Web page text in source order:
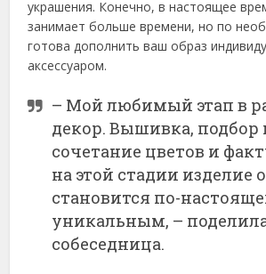
украшения. Конечно, в настоящее
занимает больше времени, но по
готова дополнить ваш образ
аксессуаром.
– Мой любимый этап в
декор. Вышивка, подбор
сочетание цветов и
на этой стадии изделие
становится по-
уникальным, –
собеседница.